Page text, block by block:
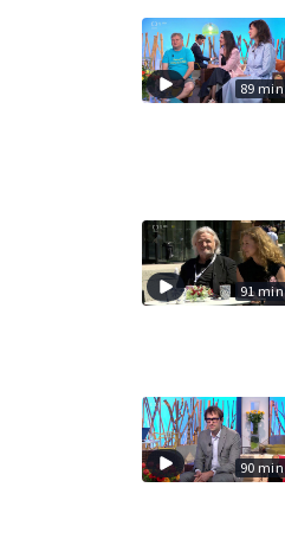
89 min
91 min
90 min